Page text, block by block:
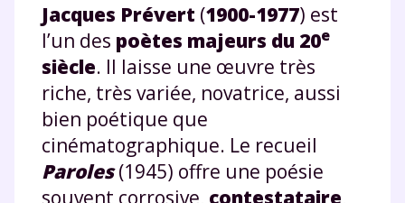
Jacques Prévert (1900-1977) est
l’un des poètes majeurs du 20e
siècle. Il laisse une œuvre très
riche, très variée, novatrice, aussi
bien poétique que
cinématographique. Le recueil
Paroles(1945) offre une poésie
souvent corrosive, contestataire,